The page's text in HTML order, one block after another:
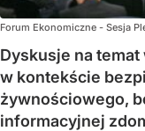
Forum Ekonomiczne - Sesja
Dyskusje na
w kontekście
żywnościowego,
informacyjnej